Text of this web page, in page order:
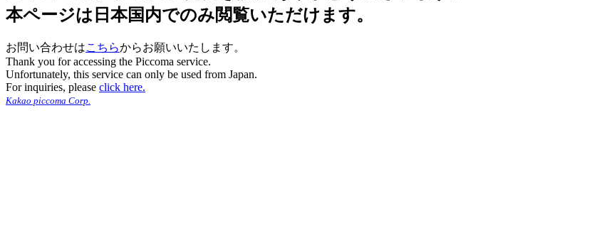
本ページは日本国内でのみ閲覧いただけます。
お問い合わせはこちらからお願いいたします。
Thank you for accessing the Piccoma service.
Unfortunately, this service can only be used from Japan.
For inquiries, please click here.
Kakao piccoma Corp.